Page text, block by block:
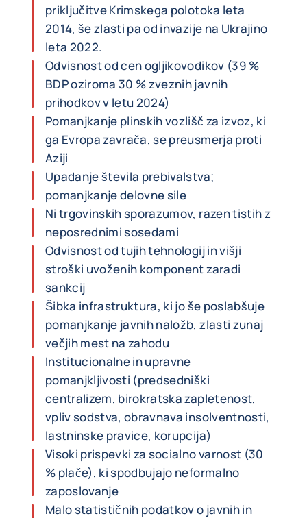
priključitve Krimskega polotoka leta
2014, še zlasti pa od invazije na Ukrajino
leta 2022.
Odvisnost od cen ogljikovodikov (39 %
BDP oziroma 30 % zveznih javnih
prihodkov v letu 2024)
Pomanjkanje plinskih vozlišč za izvoz, ki
ga Evropa zavrača, se preusmerja proti
Aziji
Upadanje števila prebivalstva;
pomanjkanje delovne sile
Ni trgovinskih sporazumov, razen tistih z
neposrednimi sosedami
Odvisnost od tujih tehnologij in višji
stroški uvoženih komponent zaradi
sankcij
Šibka infrastruktura, ki jo še poslabšuje
pomanjkanje javnih naložb, zlasti zunaj
večjih mest na zahodu
Institucionalne in upravne
pomanjkljivosti (predsedniški
centralizem, birokratska zapletenost,
vpliv sodstva, obravnava insolventnosti,
lastninske pravice, korupcija)
Visoki prispevki za socialno varnost (30
% plače), ki spodbujajo neformalno
zaposlovanje
Malo statističnih podatkov o javnih in